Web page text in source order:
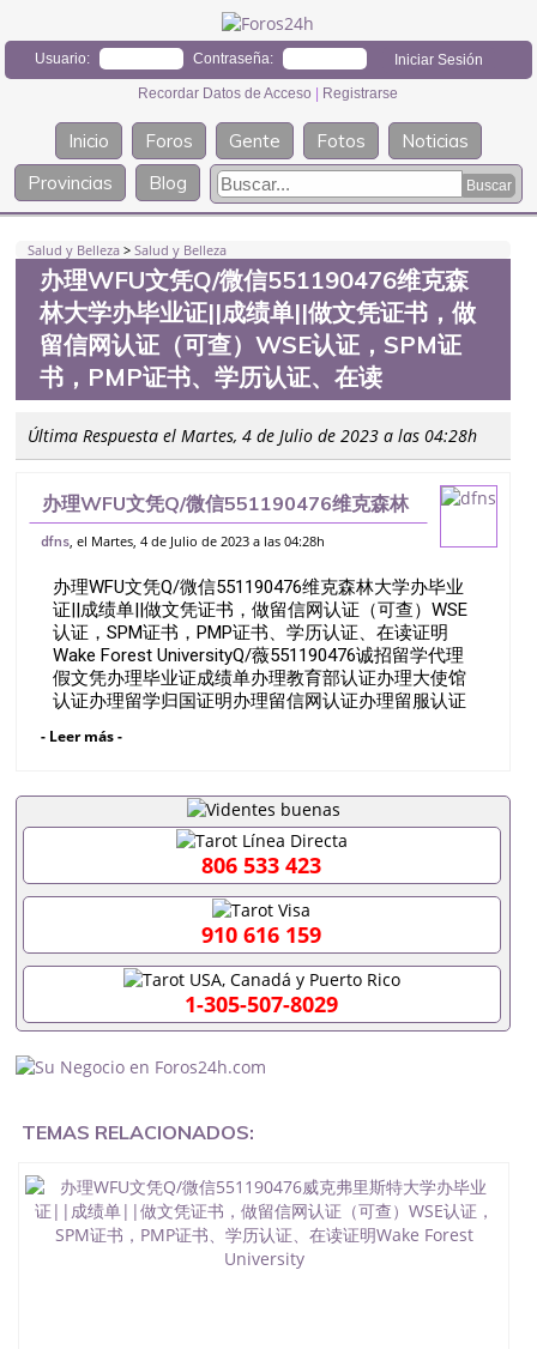
Usuario: Contraseña:
Recordar Datos de Acceso Registrarse
Inicio Foros Gente Fotos
Noticias
Provincias
Blog
Salud y Belleza >Salud y Belleza
办理WFU文凭Q/微信551190476维克森
林大学办毕业证||成绩单||做文凭证书，做
留信网认证（可查）WSE认证，SPM证
书，PMP证书、学历认证、在读
Última Respuesta el Martes, 4 de Julio de 2023 a las 04:28h
办理WFU文凭Q/微信551190476维克森林
大学办毕业证||成绩单||做文凭证书，做留信
PMP证书、学历认证、在读
dfns, el Martes, 4 de Julio de 2023 a las 04:28h
办理WFU文凭Q/微信551190476维克森林大学办毕业
证||成绩单||做文凭证书，做留信网认证（可查）WSE
认证，SPM证书，PMP证书、学历认证、在读证明
Wake Forest UniversityQ/薇551190476诚招留学代理
假文凭办理毕业证成绩单办理教育部认证办理大使馆
认证办理留学归国证明办理留信网认证办理留服认证
书办理美国文凭办理澳洲文凭办理英国文凭办理加拿
+成绩单+留学回国人员证明+教育部认证,录取通知
书，雅思。（全套留学回国必备证明材料，给父母及
亲朋好友一份完美交代）； 2、雅思、托福，
OFFER，在读证明，学生卡等留学相关材料（申请学
校、转学，甚至是申请工签都可以用到）。 注：上述
材料，随时都可以安排办理，毕业证成绩单，学校，
专业，学位，毕业时间都可以根据客户要求安排。 国
内找工作假的毕业证可以用吗551190476假的毕业证
成绩单可以办学历认证吗551190476要定居国外需要
办理什么材料551190476入职事业单位/国企假的毕业
证会查吗551190476入职国企/事业单位需要些什么材
毕业证怎么办, 毕业证丢了怎么办, 没有正常毕业怎么
递交材料不齐而被拒之门外551190476您是否因没正
读了,成绩不理想毕不了业怎么办551190476找工作没
有文凭怎么办,怎么办理本科/研究生文凭551190476
如何办理本科/硕士毕业证551190476网上买文凭可靠
吗551190476哪里可以买国外文凭551190476国外本
科毕业证怎么办理551190476国外大学文凭可以打工
- Leer más -
806 533 423
910 616 159
1-305-507-8029
TEMAS RELACIONADOS: